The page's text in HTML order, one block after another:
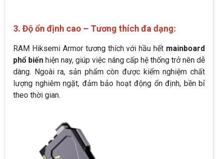
3. Độ ổn định cao – Tương thích đa dạng:
RAM Hiksemi Armor tương thích với hầu hết mainboard
phổ biến hiện nay, giúp việc nâng cấp hệ thống trở nên dễ
dàng. Ngoài ra, sản phẩm còn được kiểm nghiệm chất
lượng nghiêm ngặt, đảm bảo hoạt động ổn định, bền bỉ
theo thời gian.